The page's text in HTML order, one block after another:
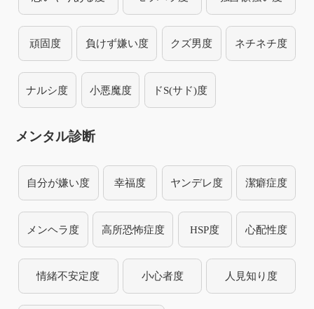
頑固度 負けず嫌い度 クズ男度 ネチネチ度
ナルシ度 小悪魔度 ドS(サド)度
メンタル診断
自分が嫌い度 幸福度 ヤンデレ度 潔癖症度
メンヘラ度 高所恐怖症度 HSP度 心配性度
情緒不安定度 小心者度 人見知り度